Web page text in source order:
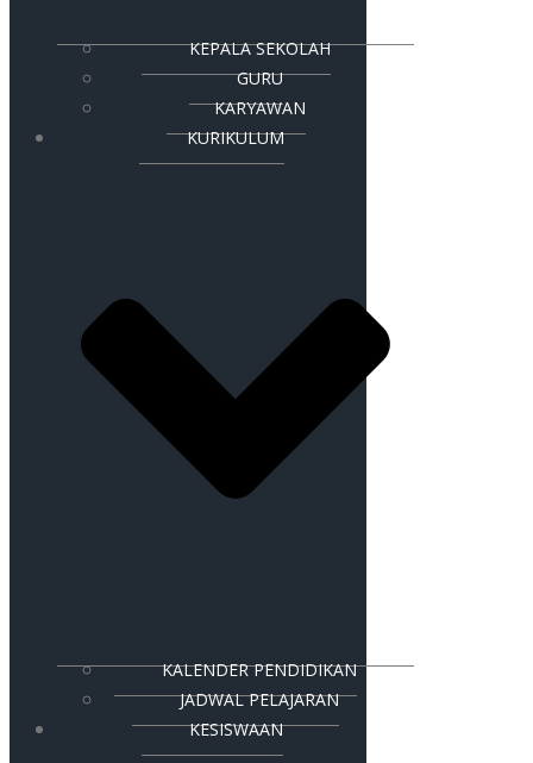
KEPALA SEKOLAH
GURU
KARYAWAN
KURIKULUM
KALENDER PENDIDIKAN
JADWAL PELAJARAN
KESISWAAN